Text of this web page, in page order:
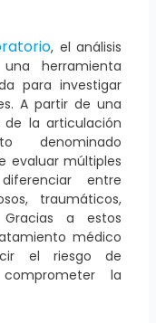
, el análisis
herramienta
para investigar
A partir de una
la articulación
denominado
evaluar múltiples
entre
traumáticos,
a estos
médico
el riesgo de
la